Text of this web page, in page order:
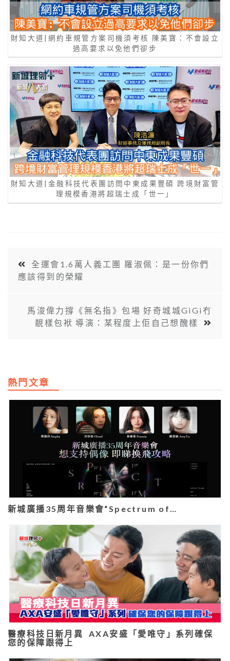
財知大道|網約車規管方案司機須考核 陳美寶：不會設立
過高要求以免他們卻步
財知大道|金融科技代表團訪問中東成果豐碩 跨境財富管
理規模香港將超瑞士成「世一」
全運會1.6萬人義工團 羅淑佩：是一份你們
應該得到的榮耀
馬浚偉力撐《無名指》包場 好奇城城GiGi冇
靚樣包袱 導演：某程度上佢自己想醜樣
熱門文章
新城廣播35周年音樂會“Spectrum of…
醫療科技日新月異 AXA安盛「愛唯守」系列確保
您的保障跟得上